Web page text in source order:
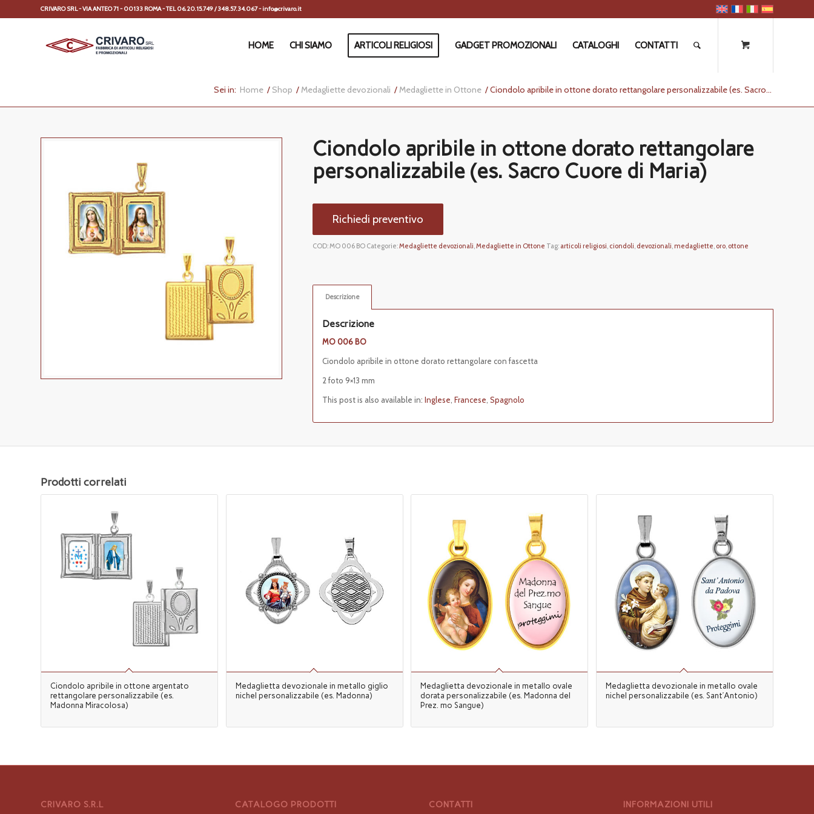
CRIVARO SRL - VIA ANTEO 71 - 00133 ROMA - TEL 06.20.15.749 / 348.57.34.067 - info@crivaro.it
HOME CHI SIAMO ARTICOLI RELIGIOSI GADGET PROMOZIONALI CATALOGHI CONTATTI
Sei in: Home / Shop /Medagliette devozionali /Medagliette in Ottone /Ciondolo apribile in ottone dorato rettangolare personalizzabile (es. Sacro...
Ciondolo apribile in ottone dorato rettangolare
personalizzabile (es. Sacro Cuore di Maria)
Richiedi preventivo
COD:MO 006 BO Categorie:Medagliette devozionali,Medagliette in Ottone Tag: articoli religiosi, ciondoli, devozionali, medagliette, oro, ottone
Descrizione
Descrizione
MO 006 BO
Ciondolo apribile in ottone dorato rettangolare con fascetta
2 foto 9×13 mm
This post is also available in:Inglese Francese Spagnolo
Prodotti correlati
Ciondolo apribile in ottone argentato
rettangolare personalizzabile (es.
Madonna Miracolosa)
Medaglietta devozionale in metallo giglio
nichel personalizzabile (es. Madonna)
Medaglietta devozionale in metallo ovale
dorata personalizzabile (es. Madonna del
Prez. mo Sangue)
Medaglietta devozionale in metallo ovale
nichel personalizzabile (es. Sant’Antonio)
CRIVARO S.R.L CATALOGO PRODOTTI CONTATTI INFORMAZIONI UTILI